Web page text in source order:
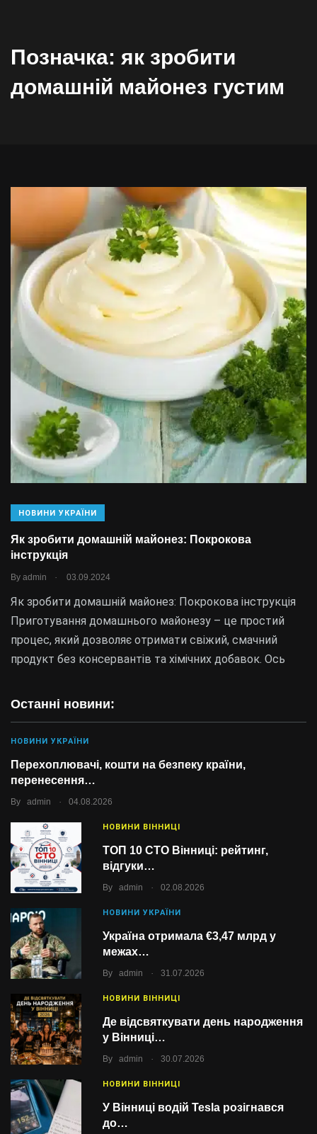
Позначка: як зробити
домашній майонез густим
НОВИНИ УКРАЇНИ
Як зробити домашній майонез: Покрокова
інструкція
By admin . 03.09.2024
Як зробити домашній майонез: Покрокова інструкція
Приготування домашнього майонезу – це простий
процес, який дозволяє отримати свіжий, смачний
продукт без консервантів та хімічних добавок. Ось
Останні новини:
НОВИНИ УКРАЇНИ
Перехоплювачі, кошти на безпеку країни,
перенесення…
By admin . 04.08.2026
НОВИНИ ВІННИЦІ
ТОП 10 СТО Вінниці: рейтинг,
відгуки…
By admin . 02.08.2026
НОВИНИ УКРАЇНИ
Україна отримала €3,47 млрд у
межах…
By admin . 31.07.2026
НОВИНИ ВІННИЦІ
Де відсвяткувати день народження
у Вінниці…
By admin . 30.07.2026
НОВИНИ ВІННИЦІ
У Вінниці водій Tesla розігнався
до…